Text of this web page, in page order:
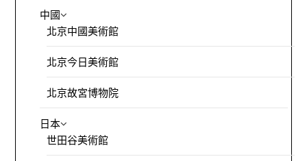
中國
北京中國美術館
北京今日美術館
北京故宮博物院
日本
世田谷美術館